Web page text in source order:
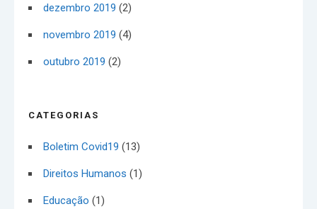
dezembro 2019 (2)
novembro 2019 (4)
outubro 2019 (2)
CATEGORIAS
Boletim Covid19 (13)
Direitos Humanos (1)
Educação (1)